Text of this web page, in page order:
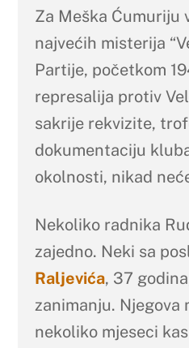
Za Meška Ćumuriju
najvećih misterija
Partije, početkom
represalija protiv
sakrije rekvizite,
dokumentaciju
okolnosti, nikad
Nekoliko radnika
zajedno. Neki sa
Raljevića, 37
zanimanju. Njegova
nekoliko mjeseci